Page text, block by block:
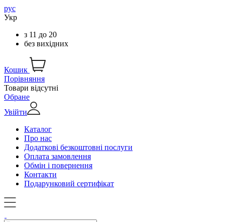
рус
Укр
з 11 до 20
без вихідних
Кошик
Порівняння
Товари відсутні
Обране
Увійти
Каталог
Про нас
Додаткові безкоштовні послуги
Оплата замовлення
Обмін і повернення
Контакти
Подарунковий сертифікат